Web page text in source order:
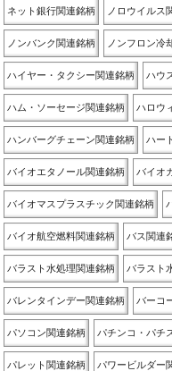
ネット銀行関連銘柄 ノロウイルス
ノンバンク関連銘柄 ノンフロン冷
ハイヤー・タクシー関連銘柄 ハウ
ハム・ソーセージ関連銘柄 ハロウ
ハンバーグチェーン関連銘柄 ハー
バイオエタノール関連銘柄 バイオ
バイオマスプラスチック関連銘柄
バイオ航空燃料関連銘柄 バス関連
バラスト水処理関連銘柄 バラスト
バレンタインデー関連銘柄 バーコ
パソコン関連銘柄 パチンコ・パチ
パレット関連銘柄 パワービルダー